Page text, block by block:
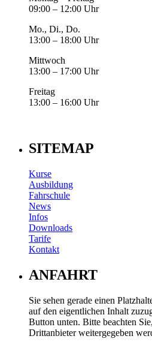
09:00 – 12:00 Uhr
Mo., Di., Do.
13:00 – 18:00 Uhr
Mittwoch
13:00 – 17:00 Uhr
Freitag
13:00 – 16:00 Uhr
SITEMAP
Kurse
Ausbildung
Fahrschule
News
Infos
Downloads
Tarife
Kontakt
ANFAHRT
Sie sehen gerade einen
auf den eigentlichen Inhalt
Button unten. Bitte beachten
Drittanbieter weitergegeben